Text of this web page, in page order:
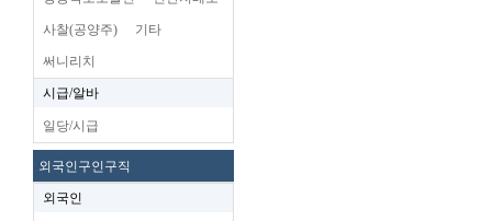
사찰(공양주) 기타
써니리치
시급/알바
일당/시급
외국인구인구직
외국인